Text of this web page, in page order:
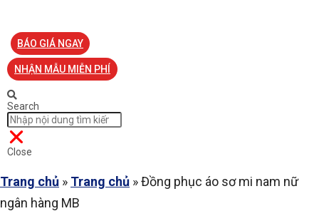
BÁO GIÁ NGAY
NHẬN MẪU MIỄN PHÍ
Search
Close
Trang chủ » Trang chủ »Đồng phục áo sơ mi nam nữ
ngân hàng MB